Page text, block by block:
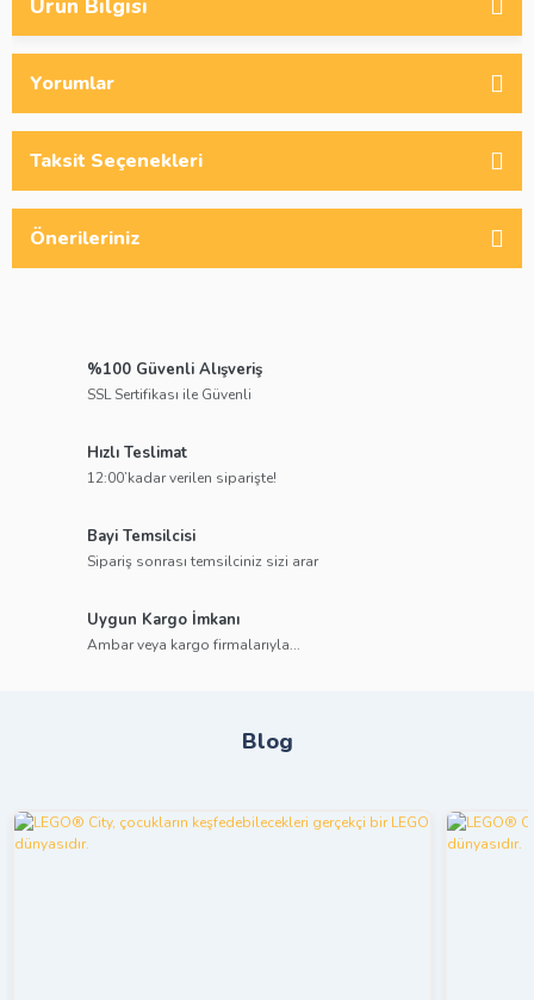
Ürün Bilgisi
Yorumlar
Taksit Seçenekleri
Önerileriniz
%100 Güvenli Alışveriş
SSL Sertifikası ile Güvenli
Hızlı Teslimat
12:00’kadar verilen siparişte!
Bayi Temsilcisi
Sipariş sonrası temsilciniz sizi arar
Uygun Kargo İmkanı
Ambar veya kargo firmalarıyla...
Blog